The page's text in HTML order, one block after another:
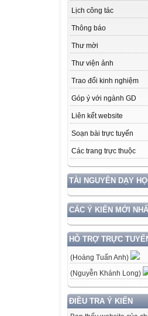
Lịch công tác
Thông báo
Thư mời
Thư viện ảnh
Trao đổi kinh nghiệm
Góp ý với ngành GD
Liên kết website
Soạn bài trực tuyến
Các trang trực thuộc
TÀI NGUYÊN DẠY
CÁC Ý KIẾN MỚI
HỖ TRỢ TRỰC
(Hoàng Tuấn Anh)
(Nguyễn Khánh Long)
ĐIỀU TRA Ý KIẾN